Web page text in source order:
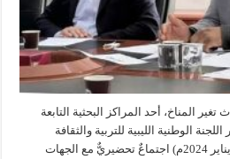
المناخ، أحد المراكز البحثية التابعة
الوطنية الليبية للتربية والثقافة
والعلوم، عقد اليوم الأربعاء ( 10 يناير 2024م) اجتماعٌ تحضيريٌّ مع الجهات